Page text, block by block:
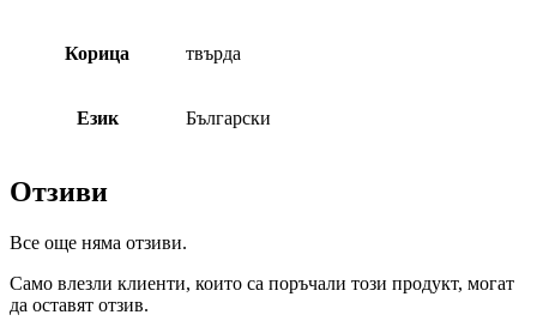
Корица твърда
Език Български
Отзиви
Все още няма отзиви.
Само влезли клиенти, които са поръчали този продукт, могат
да оставят отзив.